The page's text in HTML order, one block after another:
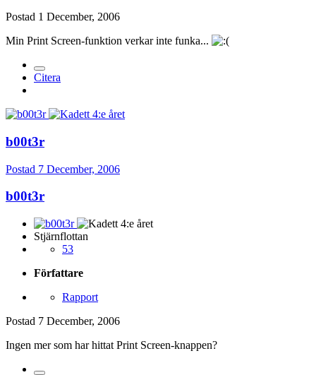
Postad 1 December, 2006
Min Print Screen-funktion verkar inte funka...
Citera
b00t3r
Postad 7 December, 2006
b00t3r
Stjärnflottan
53
Författare
Rapport
Postad 7 December, 2006
Ingen mer som har hittat Print Screen-knappen?